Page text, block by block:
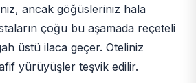
ancak göğüsleriniz hala
çoğu bu aşamada reçeteli
üstü ilaca geçer. Oteliniz
yürüyüşler teşvik edilir.